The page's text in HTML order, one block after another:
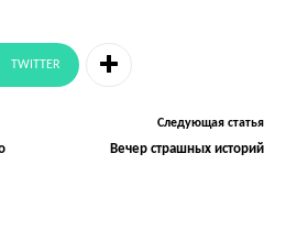
TWITTER
Следующая статья
Вечер страшных историй